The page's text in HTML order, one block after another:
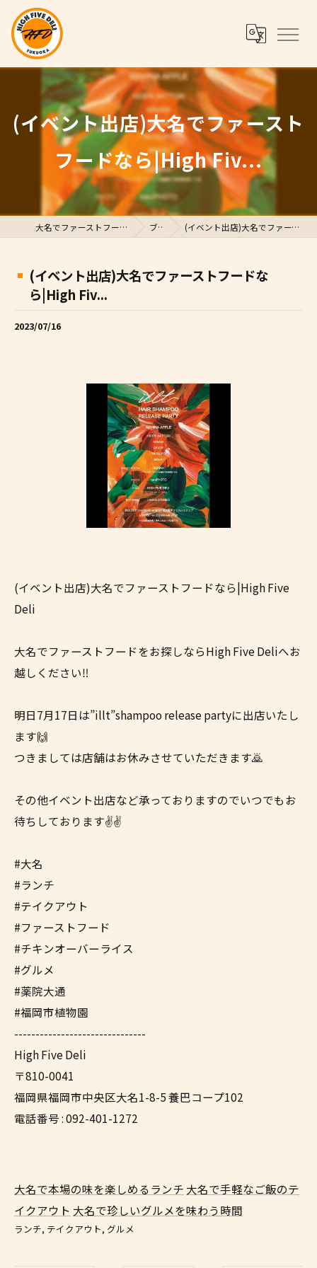
(イベント出店)大名でファースト
フードなら|High Fiv...
大名でファーストフードならHigh Five Deli ブログ (イベント出店)大名でファーストフードなら|High Fiv...
(イベント出店)大名でファーストフードな
ら|High Fiv...
2023/07/16
(イベント出店)大名でファーストフードなら|High Five
Deli
大名でファーストフードをお探しならHigh Five Deliへお
越しください‼︎
明日7月17日は”illt”shampoo release partyに出店いたし
ます🙌
つきましては店舗はお休みさせていただきます🙇
その他イベント出店など承っておりますのでいつでもお
待ちしております✌️✌️
#大名
#ランチ
#テイクアウト
#ファーストフード
#チキンオーバーライス
#グルメ
#薬院大通
#福岡市植物園
-------------------------------
High Five Deli
〒810-0041
福岡県福岡市中央区大名1-8-5 養巴コープ102
電話番号 : 092-401-1272
大名で本場の味を楽しめるランチ 大名で手軽なご飯のテ
イクアウト 大名で珍しいグルメを味わう時間
ランチ テイクアウト グルメ